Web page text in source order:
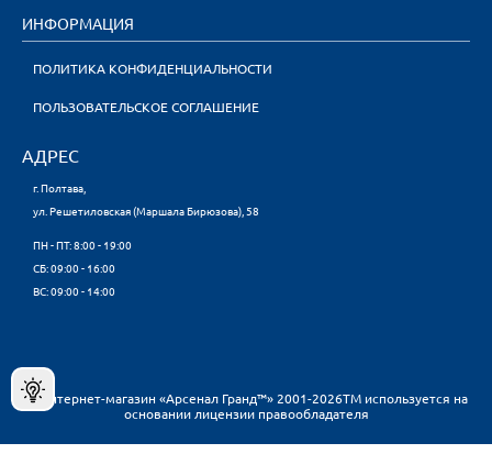
ИНФОРМАЦИЯ
ПОЛИТИКА КОНФИДЕНЦИАЛЬНОСТИ
ПОЛЬЗОВАТЕЛЬСКОЕ СОГЛАШЕНИЕ
АДРЕС
г. Полтава,
ул. Решетиловская (Маршала Бирюзова), 58
ПН - ПТ: 8:00 - 19:00
CБ: 09:00 - 16:00
ВС: 09:00 - 14:00
© Интернет-магазин «Арсенал Гранд™» 2001-2026ТМ используется на
основании лицензии правообладателя